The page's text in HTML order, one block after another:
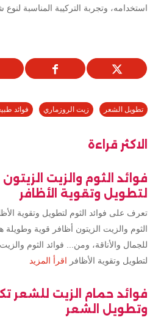
استخدامه، وتجربة التركيبة المناسبة
تطويل الشعر زيت الروزماري فوائد
الاكثر قراءة
فوائد الثوم والزيت الزيتون
لتطويل وتقوية الأظافر
تعرف على فوائد الثوم لتطويل وتقوية
الثوم والزيت الزيتون أظافر قوية وطويلة
للجمال والأناقة، ومن... فوائد الثوم
لتطويل وتقوية الأظافر اقرأ المزيد
فوائد حمام الزيت للشعر
وتطويل الشعر